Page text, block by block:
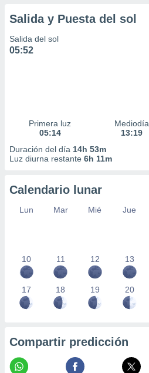
Salida y Puesta del sol
Salida del sol
05:52
Primera luz
05:14
Mediodía
13:19
Duración del día 14h 53m
Luz diurna restante 6h 11m
Calendario lunar
Lun Mar Mié Jue
10 11 12 13
17 18 19 20
Compartir predicción